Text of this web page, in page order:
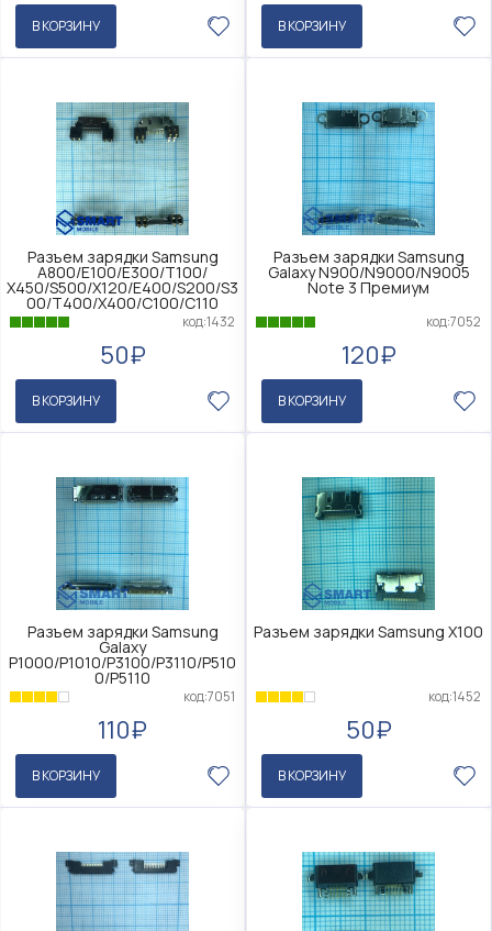
В КОРЗИНУ В КОРЗИНУ
Разъем зарядки Samsung
A800/Е100/Е300/Т100/
Х450/S500/X120/E400/S200/S3
00/T400/X400/C100/C110
код:1432
50₽
В КОРЗИНУ
Разъем зарядки Samsung
Galaxy N900/N9000/N9005
Note 3 Премиум
код:7052
120₽
В КОРЗИНУ
Разъем зарядки Samsung
Galaxy
P1000/P1010/P3100/P3110/P510
0/P5110
код:7051
110₽
В КОРЗИНУ
Разъем зарядки Samsung X100
код:1452
50₽
В КОРЗИНУ